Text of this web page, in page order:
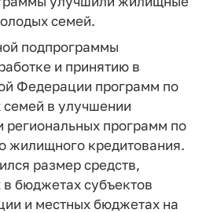
семей.
подпрограммы
и принятию в
Федерации программ по
в улучшении
программ по
жилищного кредитования.
размер средств,
бюджетах субъектов
и местных бюджетах на